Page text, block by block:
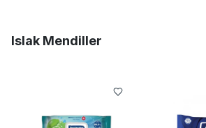
Islak Mendiller